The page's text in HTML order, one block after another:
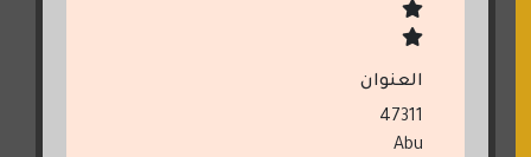
العنوان
47311
Abu